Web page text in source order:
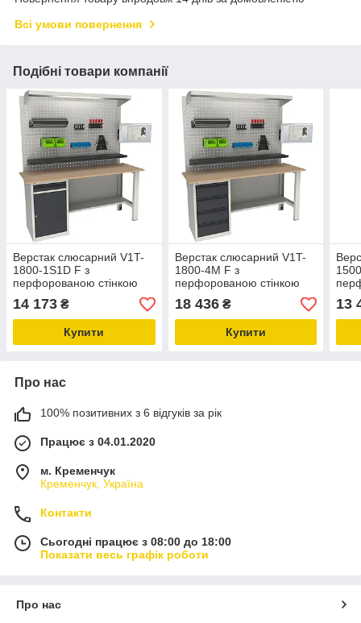
Всі умови повернення
Подібні товари компанії
Верстак слюсарний V1T-
1800-1S1D F з
перфорованою стінкою
14 173 ₴
Купити
Верстак слюсарний V1T-
1800-4M F з
перфорованою стінкою
18 436₴
Купити
13
Про нас
100% позитивних з 6 відгуків за рік
Працює з 04.01.2020
м. Кременчук
Кременчук, Україна
Контакти
Сьогодні працює з 08:00 до 18:00
Показати весь графік роботи
Про нас